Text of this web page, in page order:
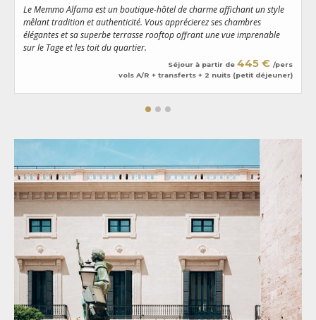
Le Memmo Alfama est un boutique-hôtel de charme affichant un style
mêlant tradition et authenticité. Vous apprécierez ses chambres
élégantes et sa superbe terrasse rooftop offrant une vue imprenable
sur le Tage et les toit du quartier.
Séjour à partir de 445 € /pers
vols A/R + transferts + 2 nuits (petit déjeuner)